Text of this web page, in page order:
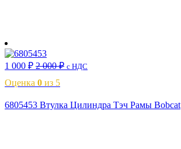
1 000 ₽ 2 000₽ с НДС
Оценка 0 из 5
6805453 Втулка Цилиндра Тэч Рамы Bobcat